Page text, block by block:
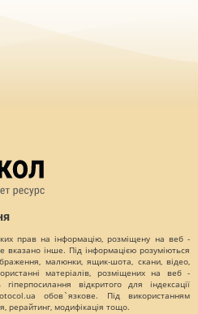
прав на інформацію, розміщену на веб -
вказано інше. Під інформацією розуміються
малюнки, ящик-шота, скани, відео,
матеріалів, розміщених на веб -
відкритого для індексації
обов`язкове. Під використанням
рерайтинг, модифікація тощо.